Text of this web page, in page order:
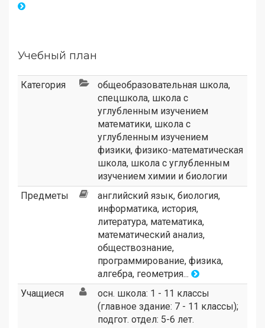
Учебный план
Категория общеобразовательная школа,
спецшкола, школа с
углубленным изучением
математики, школа с
углубленным изучением
физики, физико-математическая
школа, школа с углубленным
изучением химии и биологии
Предметы
английский язык, биология,
информатика, история,
литература, математика,
математический анализ,
обществознание,
программирование, физика,
алгебра, геометрия...
Учащиеся
осн. школа: 1 - 11 классы
(главное здание: 7 - 11 классы);
подгот. отдел: 5-6 лет.